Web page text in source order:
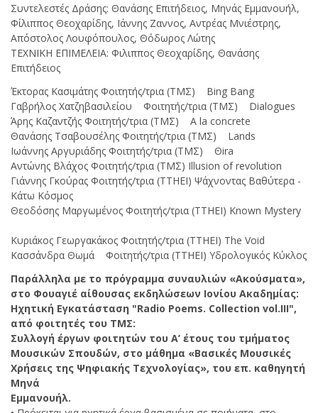
Συντελεστές Δράσης: Θανάσης Επιτήδειος, Μηνάς Εμμανουήλ,
Φίλιππος Θεοχαρίδης, Ιάννης Ζαννος, Αντρέας Μνιέστρης,
Απόστολος Λουφόπουλος, Θόδωρος Λώτης
ΤΕΧΝΙΚΗ ΕΠΙΜΕΛΕΙΑ: Φιλιππος Θεοχαρίδης, Θανάσης
Επιτήδειος
Έκτορας Κασιμάτης Φοιτητής/τρια (ΤΜΣ) Bing Bang
Γαβρήλος Χατζηβασιλείου Φοιτητής/τρια (ΤΜΣ) Dialogues
Άρης Καζαντζής Φοιτητής/τρια (ΤΜΣ) A la concrete
Θανάσης Τσαβουσέλης Φοιτητής/τρια (ΤΜΣ) Lands
Ιωάννης Αργυριάδης Φοιτητής/τρια (ΤΜΣ) Θira
Αντώνης Βλάχος Φοιτητής/τρια (ΤΜΣ) Illusion of revolution
Γιάννης Γκούρας Φοιτητής/τρια (ΤΤΗΕΙ) Ψάχνοντας Βαθύτερα -
Κάτω Κόσμος
Θεοδόσης Μαργωμένος Φοιτητής/τρια (ΤΤΗΕΙ) Known Mystery
Κυριάκος Γεωργακάκος Φοιτητής/τρια (ΤΤΗΕΙ) The Void
Κασσάνδρα Θωμά Φοιτητής/τρια (ΤΤΗΕΙ) Υδρολογικός Κύκλος
Παράλληλα με το πρόγραμμα συναυλιών «Ακούσματα»,
στο Φουαγιέ αίθουσας εκδηλώσεων Ιονίου Ακαδημίας:
Ηχητική Εγκατάσταση "Radio Poems. Collection vol.III",
από φοιτητές του ΤΜΣ:
Συλλογή έργων φοιτητών του Α’ έτους του τμήματος
Μουσικών Σπουδών, στο μάθημα «Βασικές Μουσικές
Χρήσεις της Ψηφιακής Τεχνολογίας», του επ. καθηγητή
Μηνά
Εμμανουήλ.